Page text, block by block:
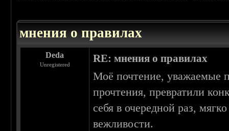
мнения о правилах
Deda
Unregistered
RE: мнения о правилах
Моё почтение, уважаемые
прочтения, превратили
себя в очередной раз,
вежливости.